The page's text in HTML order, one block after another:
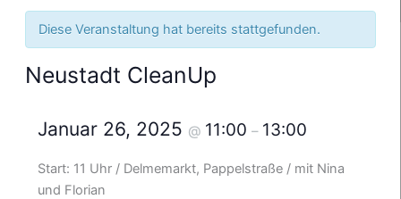
Diese Veranstaltung hat bereits stattgefunden.
Neustadt CleanUp
Januar 26, 2025 @ 11:00– 13:00
Start: 11 Uhr / Delmemarkt, Pappelstraße / mit Nina
und Florian